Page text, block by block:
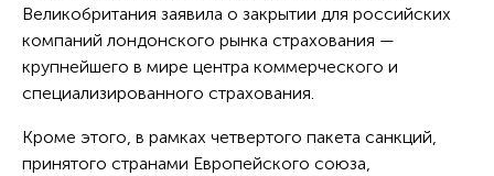
Великобритания заявила о закрытии для российских
компаний лондонского рынка страхования —
крупнейшего в мире центра коммерческого и
специализированного страхования.
Кроме этого, в рамках четвертого пакета санкций,
принятого странами Европейского союза,